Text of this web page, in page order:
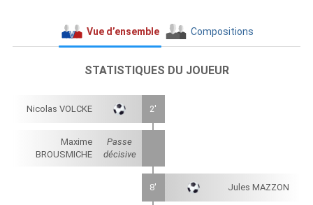
Vue d’ensemble Compositions
STATISTIQUES DU JOUEUR
Nicolas VOLCKE 2'
Maxime
BROUSMICHE
Passe
décisive
8' Jules MAZZON